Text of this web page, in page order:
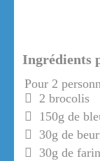
Ingrédients
Pour 2
2 brocolis
150g de
30g de
30g de